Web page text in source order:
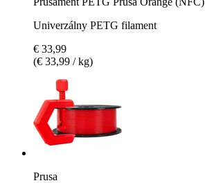
Univerzálny PETG filament
€ 33,99
(€ 33,99 / kg)
Prusa